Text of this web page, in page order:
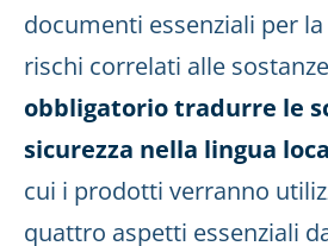
documenti essenziali per
rischi correlati alle
obbligatorio tradurre le
sicurezza nella lingua
cui i prodotti verranno
quattro aspetti essenziali